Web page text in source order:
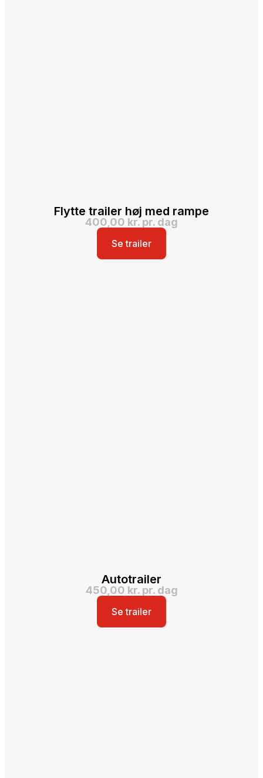
Flytte trailer høj med rampe
400,00 kr. pr. dag
Se trailer
Autotrailer
450,00 kr. pr. dag
Se trailer